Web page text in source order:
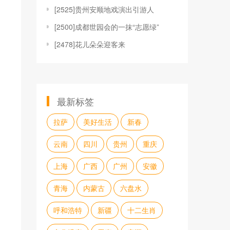
[2525]贵州安顺地戏演出引游人
[2500]成都世园会的一抹“志愿绿”
[2478]花儿朵朵迎客来
最新标签
拉萨 美好生活 新春
云南 四川 贵州 重庆
上海 广西 广州 安徽
青海 内蒙古 六盘水
呼和浩特 新疆 十二生肖